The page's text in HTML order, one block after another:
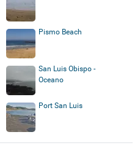
Pismo Beach
San Luis Obispo -
Oceano
Port San Luis